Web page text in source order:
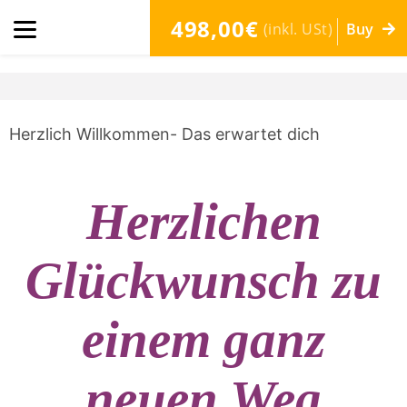
498,00€ (inkl. USt) Buy
Herzlich Willkommen- Das erwartet dich
Herzlichen
Glückwunsch zu
einem ganz